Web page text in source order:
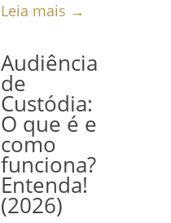
Leia mais →
Audiência
de
Custódia:
O que é e
como
funciona?
Entenda!
(2026)